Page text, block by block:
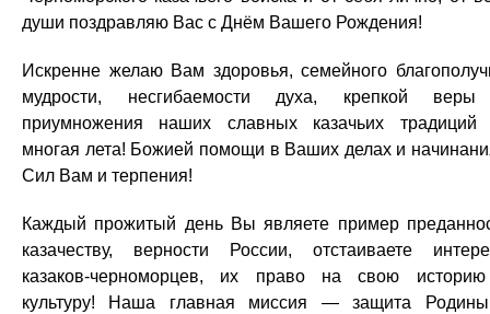
души поздравляю Вас с Днём Вашего Рождения!
Искренне желаю Вам здоровья, семейного
мудрости, несгибаемости духа, крепкой
приумножения наших славных казачьих традиций
многая лета! Божией помощи в Ваших делах и
Сил Вам и терпения!
Каждый прожитый день Вы являете пример
казачеству, верности России, отстаиваете
казаков-черноморцев, их право на свою
культуру! Наша главная миссия — защита